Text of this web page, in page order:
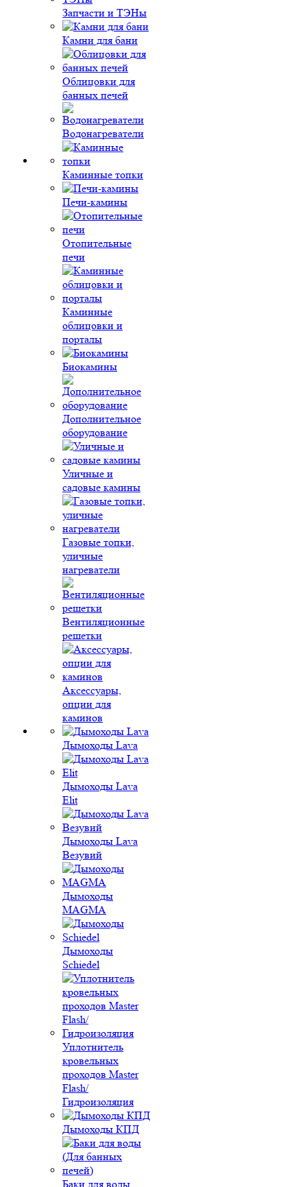
Запчасти и ТЭНы
Камни для бани
Облицовки для
банных печей
Водонагреватели
Каминные топки
Печи-камины
Отопительные
печи
Каминные
облицовки и
порталы
Биокамины
Дополнительное
оборудование
Уличные и
садовые камины
Газовые топки,
уличные
нагреватели
Вентиляционные
решетки
Аксессуары,
опции для
каминов
Дымоходы Lava
Дымоходы Lava
Elit
Дымоходы Lava
Везувий
Дымоходы
MAGMA
Дымоходы
Schiedel
Уплотнитель
кровельных
проходов Master
Flash/
Гидроизоляция
Дымоходы КПД
Баки для воды